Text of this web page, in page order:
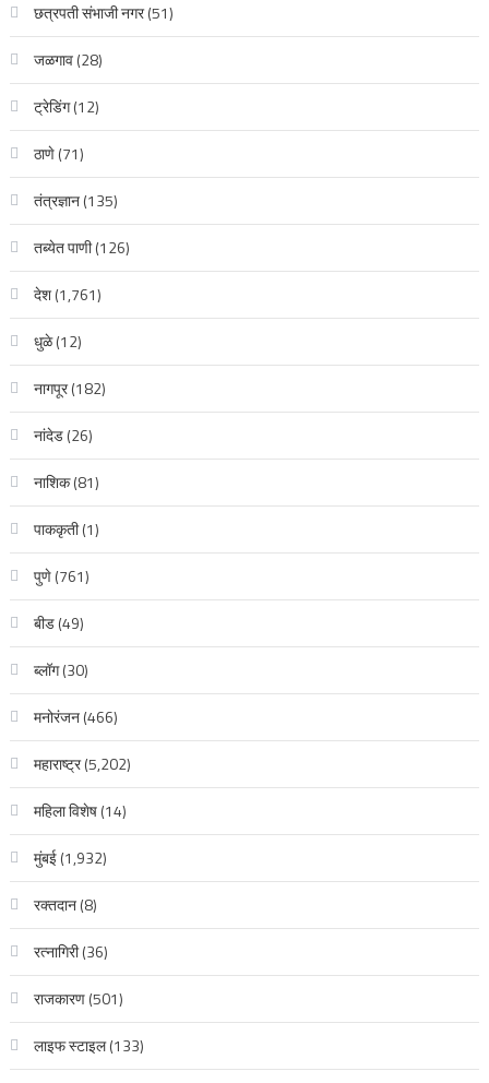
छत्रपती संभाजी नगर(51)
जळगाव(28)
ट्रेडिंग(12)
ठाणे(71)
तंत्रज्ञान(135)
तब्येत पाणी(126)
देश(1,761)
धुळे(12)
नागपूर(182)
नांदेड(26)
नाशिक(81)
पाककृती(1)
पुणे(761)
बीड(49)
ब्लॉग(30)
मनोरंजन(466)
महाराष्ट्र(5,202)
महिला विशेष(14)
मुंबई(1,932)
रक्‍तदान(8)
रत्नागिरी(36)
राजकारण(501)
लाइफ स्टाइल(133)